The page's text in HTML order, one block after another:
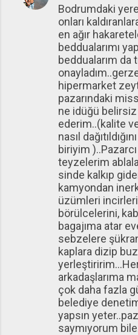
o
Bodrumdaki
onları
en ağır
beddualarımı
beddualarım
hipermarket
pazarındaki
ne idüğü belirsiz
ederim..(kalite
nasıl
biriyim
teyzelerim
sinde kalkıp
kamyondan
üzümleri
börülcelerini,
bagajıma atar
sebzelere
kaplara dizip
arkadaşlarıma
çok daha fazla
belediye
yapsın
saymıyorum